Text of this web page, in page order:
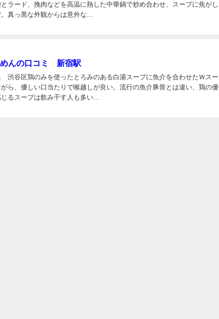
ラード、挽肉などを高温に熱した中華鍋で炒め合わせ、スープに焦がし
真っ黒な外観からは意外な...
めんの口コミ 新宿駅
渋谷区鶏のみを使ったとろみのある白湯スープに魚介を合わせたＷスー
ら、優しい口当たりで喉越しが良い。流行の魚介豚骨とは違い、鶏の優
るスープは飲み干す人も多い...